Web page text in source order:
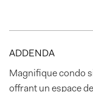
ADDENDA
Magnifique condo
offrant un espace